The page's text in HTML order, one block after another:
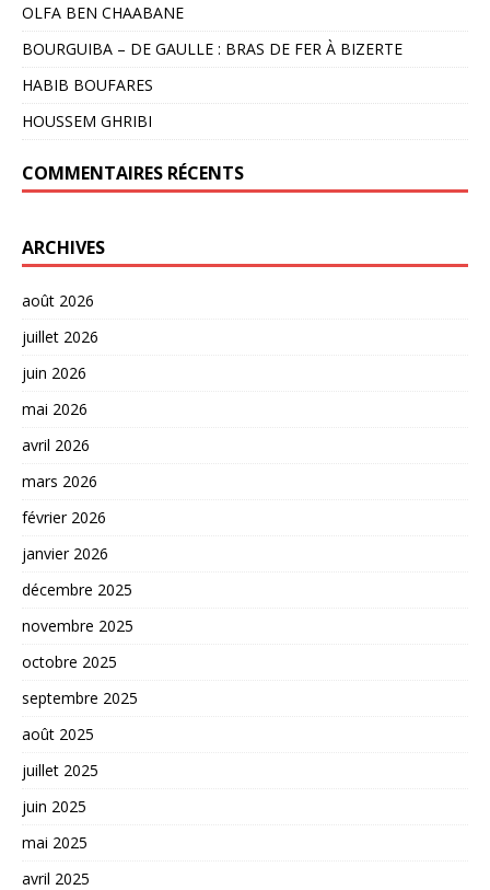
OLFA BEN CHAABANE
BOURGUIBA – DE GAULLE : BRAS DE FER À BIZERTE
HABIB BOUFARES
HOUSSEM GHRIBI
COMMENTAIRES RÉCENTS
ARCHIVES
août 2026
juillet 2026
juin 2026
mai 2026
avril 2026
mars 2026
février 2026
janvier 2026
décembre 2025
novembre 2025
octobre 2025
septembre 2025
août 2025
juillet 2025
juin 2025
mai 2025
avril 2025